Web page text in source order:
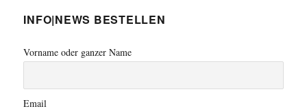
INFO|NEWS BESTELLEN
Vorname oder ganzer Name
Email